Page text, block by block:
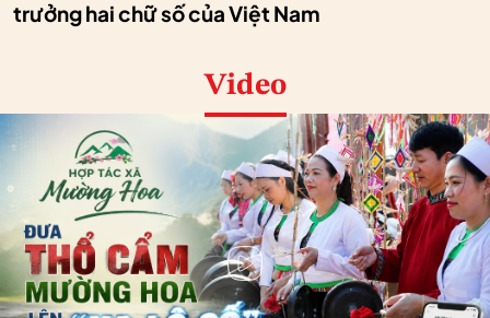
trưởng hai chữ số của Việt Nam
Video